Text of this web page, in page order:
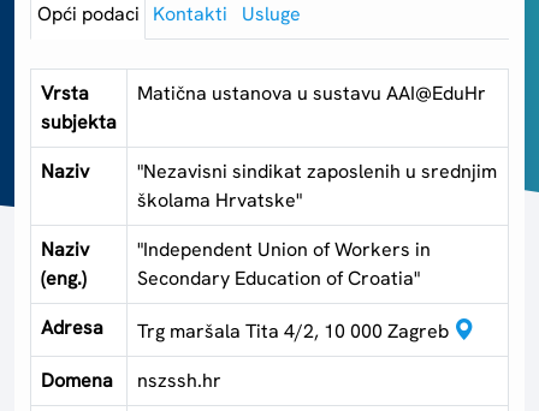
Kontakt
Opći podaci Kontakti Usluge
Vrsta
subjekta
Matična ustanova u sustavu AAI@EduHr
Naziv
"Nezavisni sindikat zaposlenih u srednjim
školama Hrvatske"
Naziv
(eng.)
"Independent Union of Workers in
Secondary Education of Croatia"
Adresa
Trg maršala Tita 4/2, 10 000 Zagreb
Domena
nszssh.hr